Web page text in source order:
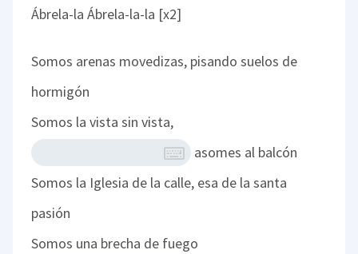
Ábrela-la Ábrela-la-la [x2]
Somos arenas movedizas, pisando suelos de
hormigón
Somos la vista sin vista,
asomes al balcón
Somos la Iglesia de la calle, esa de la santa
pasión
Somos una brecha de fuego